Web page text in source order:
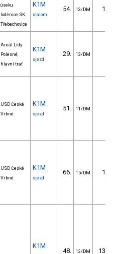
úseku
loděnice SK
Třebechovice
K1M
slalom
54. 13/DM 19.19
Areál Lídy
Polesné,
hlavní trať
K1M
sjezd
29. 13/DM
USD České
Vrbné
K1M
sjezd
51. 11/DM
USD České
Vrbné
K1M
sjezd
66. 15/DM 10.84
K1M
48. 12/DM 135.34